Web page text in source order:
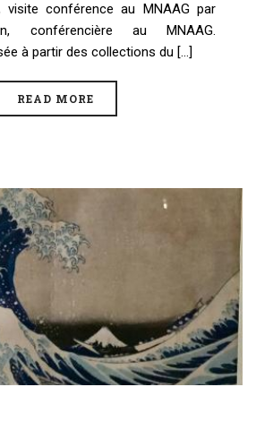
visite conférence au MNAAG par
conférencière au MNAAG.
à partir des collections du [...]
READ MORE